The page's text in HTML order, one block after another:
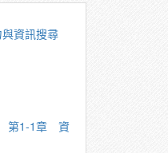
資訊搜尋
第1-1章 資